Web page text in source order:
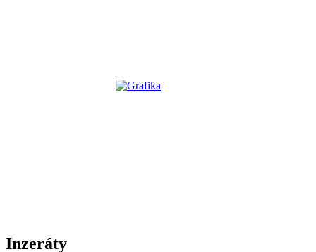
Inzeráty